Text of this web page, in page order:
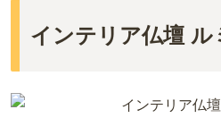
インテリア仏壇 ル